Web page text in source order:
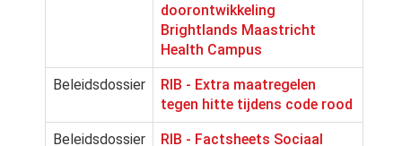
doorontwikkeling
Brightlands Maastricht
Health Campus
Beleidsdossier
RIB - Extra maatregelen
tegen hitte tijdens code rood
Beleidsdossier RIB - Factsheets Sociaal